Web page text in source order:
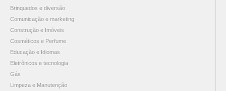
Brinquedos e diversão
Comunicação e marketing
Construção e Imóveis
Cosméticos e Perfume
Educação e Idiomas
Eletrônicos e tecnologia
Gás
Limpeza e Manutenção